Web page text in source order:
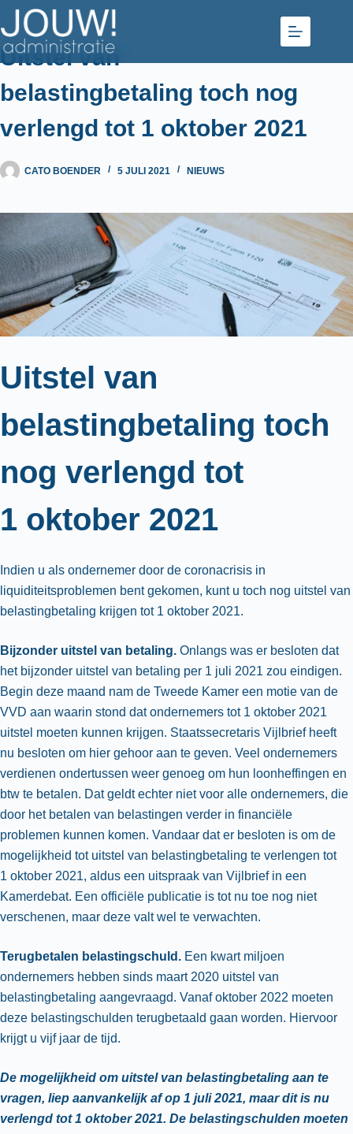
Ga
naar
de
Uitstel van
belastingbetaling toch nog
verlengd tot 1 oktober 2021
CATO BOENDER 5 JULI 2021 NIEUWS
Uitstel van
belastingbetaling toch
nog verlengd tot
1 oktober 2021
Indien u als ondernemer door de coronacrisis in
liquiditeitsproblemen bent gekomen, kunt u toch nog uitstel van
belastingbetaling krijgen tot 1 oktober 2021.
Bijzonder uitstel van betaling. Onlangs was er besloten dat
het bijzonder uitstel van betaling per 1 juli 2021 zou eindigen.
Begin deze maand nam de Tweede Kamer een motie van de
VVD aan waarin stond dat ondernemers tot 1 oktober 2021
uitstel moeten kunnen krijgen. Staatssecretaris Vijlbrief heeft
nu besloten om hier gehoor aan te geven. Veel ondernemers
verdienen ondertussen weer genoeg om hun loonheffingen en
btw te betalen. Dat geldt echter niet voor alle ondernemers, die
door het betalen van belastingen verder in financiële
problemen kunnen komen. Vandaar dat er besloten is om de
mogelijkheid tot uitstel van belastingbetaling te verlengen tot
1 oktober 2021, aldus een uitspraak van Vijlbrief in een
Kamerdebat. Een officiële publicatie is tot nu toe nog niet
verschenen, maar deze valt wel te verwachten.
Terugbetalen belastingschuld. Een kwart miljoen
ondernemers hebben sinds maart 2020 uitstel van
belastingbetaling aangevraagd. Vanaf oktober 2022 moeten
deze belastingschulden terugbetaald gaan worden. Hiervoor
krijgt u vijf jaar de tijd.
De mogelijkheid om uitstel van belastingbetaling aan te
vragen, liep aanvankelijk af op 1 juli 2021, maar dit is nu
verlengd tot 1 oktober 2021. De belastingschulden moeten